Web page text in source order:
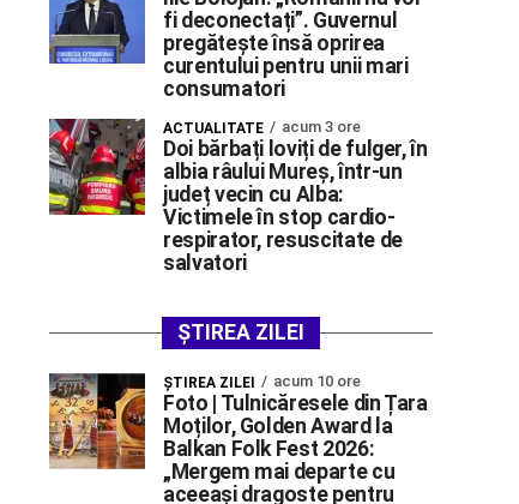
fi deconectați”. Guvernul
pregătește însă oprirea
curentului pentru unii mari
consumatori
ACTUALITATE acum 3 ore
Doi bărbați loviți de fulger, în
albia râului Mureș, într-un
județ vecin cu Alba:
Victimele în stop cardio-
respirator, resuscitate de
salvatori
ȘTIREA ZILEI
ŞTIREA ZILEI acum 10 ore
Foto | Tulnicăresele din Țara
Moților, Golden Award la
Balkan Folk Fest 2026:
„Mergem mai departe cu
aceeași dragoste pentru